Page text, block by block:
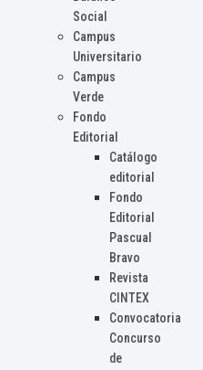
Social
Campus
Universitario
Campus
Verde
Fondo
Editorial
Catálogo
editorial
Fondo
Editorial
Pascual
Bravo
Revista
CINTEX
Convocatoria
Concurso
de